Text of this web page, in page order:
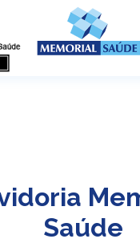
/(21) 96674-
4788
Saúde